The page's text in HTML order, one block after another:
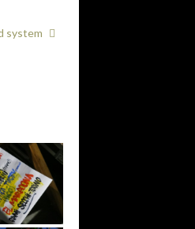
system